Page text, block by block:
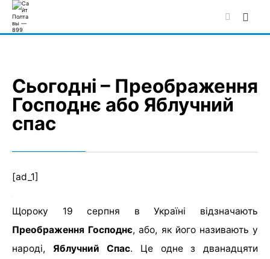
Skip
to
Сьогодні – Преображення
Господнє або Яблучний
спас
[ad_1]
Щороку 19 серпня в Україні відзначають
Преображення Господнє, або, як його називають у
народі, Яблучний Спас. Це одне з дванадцяти